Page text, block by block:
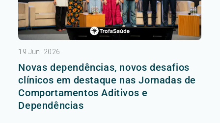
19 Jun. 2026
Novas dependências, novos desafios
clínicos em destaque nas Jornadas de
Comportamentos Aditivos e
Dependências